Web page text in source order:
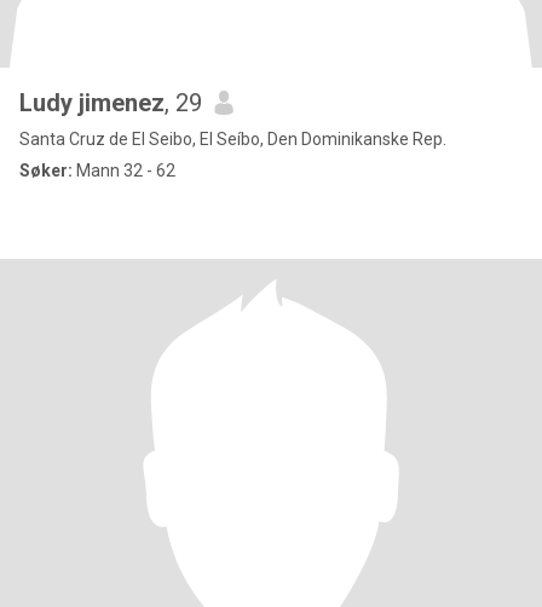
Ludy jimenez, 29
Santa Cruz de El Seibo, El Seíbo, Den Dominikanske Rep.
Søker: Mann 32 - 62